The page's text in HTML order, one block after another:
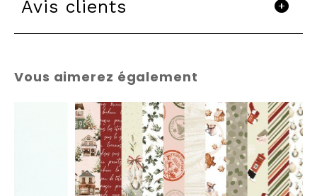
Avis clients
Vous aimerez également